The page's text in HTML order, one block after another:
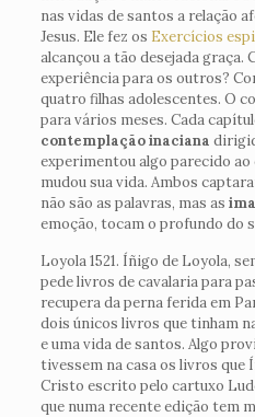
nas vidas de santos a relação
Jesus. Ele fez os Exercícios
alcançou a tão desejada graça.
experiência para os outros?
quatro filhas adolescentes. O
para vários meses. Cada
contemplação inaciana
experimentou algo parecido ao
mudou sua vida. Ambos
não são as palavras, mas as
emoção, tocam o profundo do
Loyola 1521. Íñigo de Loyola,
pede livros de cavalaria para
recupera da perna ferida em
dois únicos livros que tinham
e uma vida de santos. Algo
tivessem na casa os livros que
Cristo escrito pelo cartuxo
que numa recente edição tem